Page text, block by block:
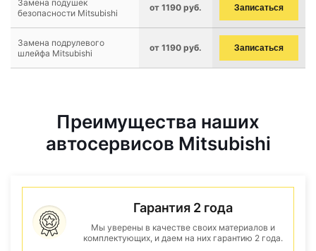
Замена подушек
безопасности Mitsubishi
от 1190 руб. Записаться
Замена подрулевого
шлейфа Mitsubishi
от 1190 руб. Записаться
Преимущества наших
автосервисов Mitsubishi
Гарантия 2 года
Мы уверены в качестве своих материалов и
комплектующих, и даем на них гарантию 2 года.